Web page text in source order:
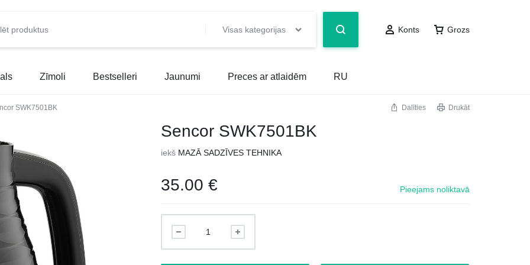
Visas kategorijas Konts Grozs
Zīmoli Bestselleri Jaunumi Preces ar atlaidēm RU
SWK7501BK Dalīties Drukāt
Sencor SWK7501BK
iekš MAZĀ SADZĪVES TEHNIKA
35.00€ Pieejams noliktavā